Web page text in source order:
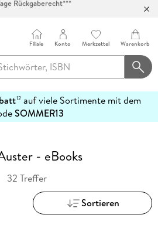
in über 100 Filialen
Filiale Konto Merkzettel Warenkorb
12auf viele Sortimente mit dem
SOMMER13
- eBooks
32 Treffer
Sortieren